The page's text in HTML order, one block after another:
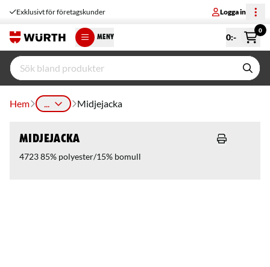
Exklusivt för företagskunder Logga in
MENY 0:-
0
Hem ... Midjejacka
Midjejacka
4723 85% polyester/15% bomull